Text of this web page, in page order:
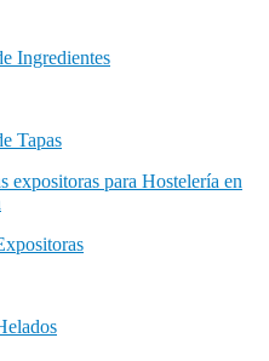
Ingredientes
Tapas